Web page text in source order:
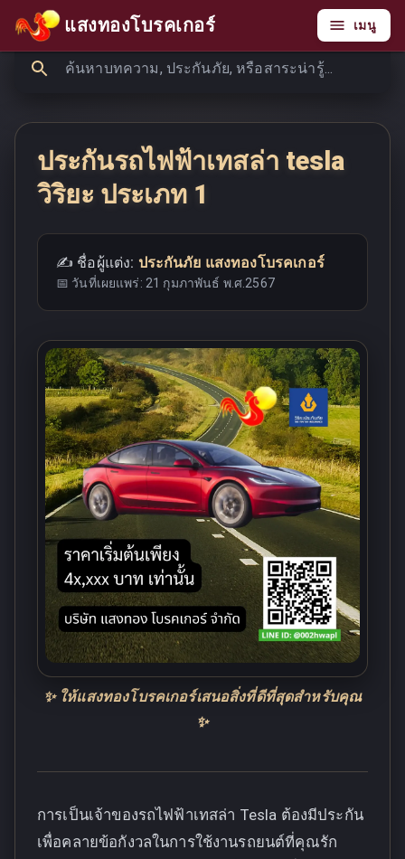
แสงทองโบรคเกอร์ เมนู
ประกันรถไฟฟ้าเทสล่า tesla
วิริยะ ประเภท 1
✍️ ชื่อผู้แต่ง: ประกันภัย แสงทองโบรคเกอร์
📅 วันที่เผยแพร่: 21 กุมภาพันธ์ พ.ศ.2567
✨ ให้แสงทองโบรคเกอร์เสนอสิ่งที่ดีที่สุดสำหรับคุณ
✨
การเป็นเจ้าของรถไฟฟ้าเทสล่า Tesla ต้องมีประกัน
เพื่อคลายข้อกังวลในการใช้งานรถยนต์ที่คุณรัก